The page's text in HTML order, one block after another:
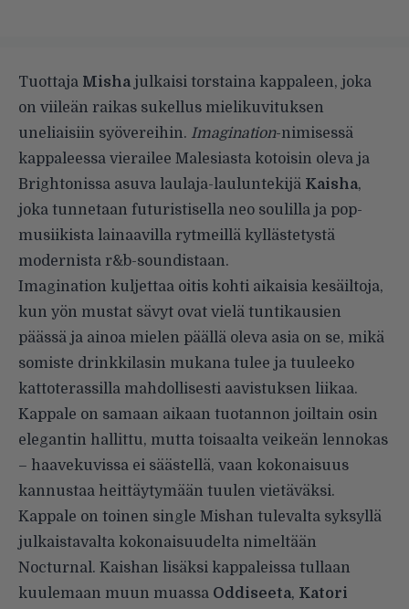
Tuottaja Mishajulkaisi torstaina kappaleen, joka
on viileän raikas sukellus mielikuvituksen
uneliaisiin syövereihin. Imagination-nimisessä
kappaleessa vierailee Malesiasta kotoisin oleva ja
Brightonissa asuva laulaja-lauluntekijä Kaisha,
joka tunnetaan futuristisella neo soulilla ja pop-
musiikista lainaavilla rytmeillä kyllästetystä
modernista r&b-soundistaan.
Imagination kuljettaa oitis kohti aikaisia kesäiltoja,
kun yön mustat sävyt ovat vielä tuntikausien
päässä ja ainoa mielen päällä oleva asia on se, mikä
somiste drinkkilasin mukana tulee ja tuuleeko
kattoterassilla mahdollisesti aavistuksen liikaa.
Kappale on samaan aikaan tuotannon joiltain osin
elegantin hallittu, mutta toisaalta veikeän lennokas
– haavekuvissa ei säästellä, vaan kokonaisuus
kannustaa heittäytymään tuulen vietäväksi.
Kappale on toinen single Mishan tulevalta syksyllä
julkaistavalta kokonaisuudelta nimeltään
Nocturnal. Kaishan lisäksi kappaleissa tullaan
kuulemaan muun muassa Oddiseeta, Katori